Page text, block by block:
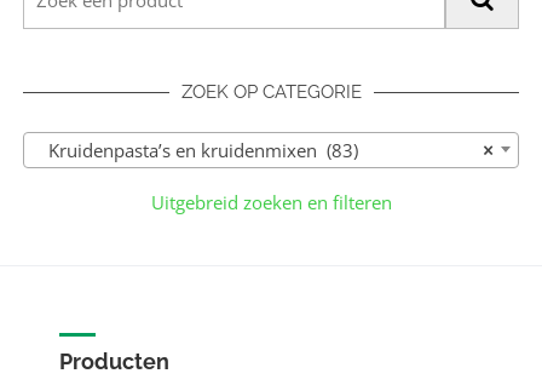
ZOEK OP CATEGORIE
×
Kruidenpasta’s en kruidenmixen (83)
Uitgebreid zoeken en filteren
Producten